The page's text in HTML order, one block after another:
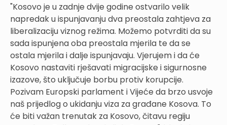
"Kosovo je u zadnje dvije godine ostvarilo velik
napredak u ispunjavanju dva preostala zahtjeva za
liberalizaciju viznog režima. Možemo potvrditi da su
sada ispunjena oba preostala mjerila te da se
ostala mjerila i dalje ispunjavaju. Vjerujem i da će
Kosovo nastaviti rješavati migracijske i sigurnosne
izazove, što uključuje borbu protiv korupcije.
Pozivam Europski parlament i Vijeće da brzo usvoje
naš prijedlog o ukidanju viza za građane Kosova. To
će biti važan trenutak za Kosovo, čitavu regiju